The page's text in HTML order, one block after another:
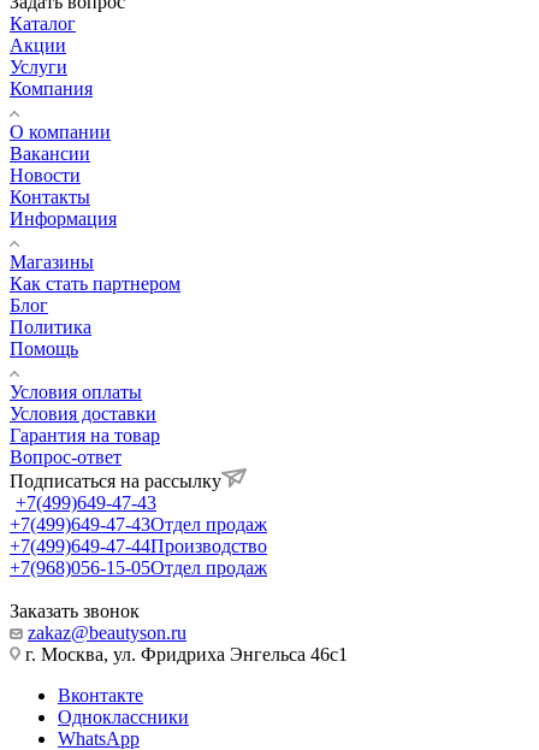
Каталог
Акции
Услуги
Компания
О компании
Вакансии
Новости
Контакты
Информация
Магазины
Как стать партнером
Блог
Политика
Помощь
Условия оплаты
Условия доставки
Гарантия на товар
Вопрос-ответ
Подписаться на рассылку
+7(499)649-47-43
+7(499)649-47-43Отдел продаж
+7(499)649-47-44Производство
+7(968)056-15-05Отдел продаж
Заказать звонок
zakaz@beautyson.ru
г. Москва, ул. Фридриха Энгельса 46с1
Вконтакте
Одноклассники
WhatsApp